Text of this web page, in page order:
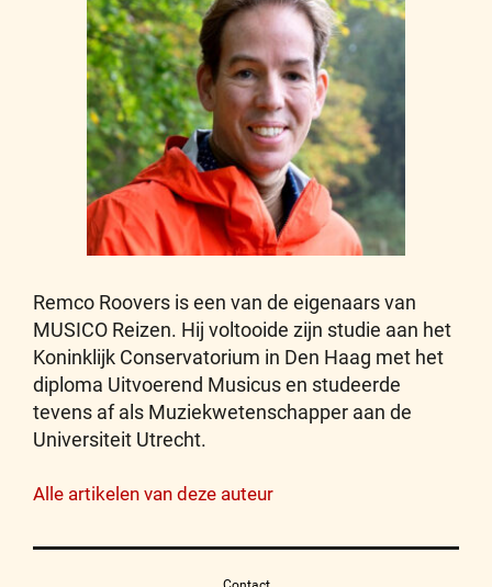
Remco Roovers is een van de eigenaars van
MUSICO Reizen. Hij voltooide zijn studie aan het
Koninklijk Conservatorium in Den Haag met het
diploma Uitvoerend Musicus en studeerde
tevens af als Muziekwetenschapper aan de
Universiteit Utrecht.
Alle artikelen van deze auteur